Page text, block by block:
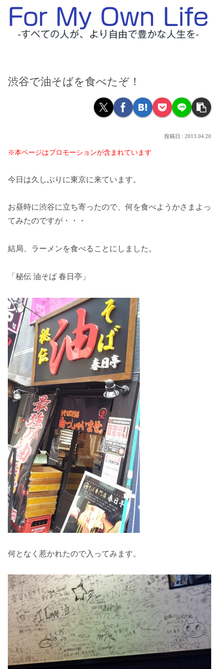
渋谷で油そばを食べたぞ！
2013.04.20
※本ページはプロモーションが含まれています
今日は久しぶりに東京に来ています。
お昼時に渋谷に立ち寄ったので、何を食べようかさまよっ
てみたのですが・・・
結局、ラーメンを食べることにしました。
「秘伝 油そば 春日亭」
何となく惹かれたので入ってみます。